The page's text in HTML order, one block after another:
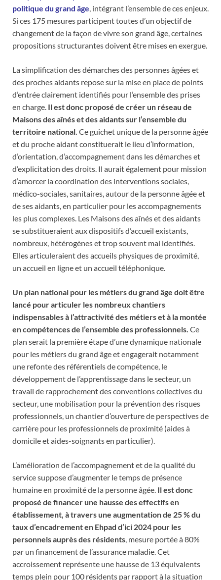
politique du grand âge, intégrant l’ensemble de ces enjeux.
Si ces 175 mesures participent toutes d’un objectif de
changement de la façon de vivre son grand âge, certaines
propositions structurantes doivent être mises en exergue.
La simplification des démarches des personnes âgées et
des proches aidants repose sur la mise en place de points
d’entrée clairement identifiés pour l’ensemble des prises
en charge. Il est donc proposé de créer un réseau de
Maisons des aînés et des aidants sur l’ensemble du
territoire national. Ce guichet unique de la personne âgée
et du proche aidant constituerait le lieu d’information,
d’orientation, d’accompagnement dans les démarches et
d’explicitation des droits. Il aurait également pour mission
d’amorcer la coordination des interventions sociales,
médico-sociales, sanitaires, autour de la personne âgée et
de ses aidants, en particulier pour les accompagnements
les plus complexes. Les Maisons des aînés et des aidants
se substitueraient aux dispositifs d’accueil existants,
nombreux, hétérogènes et trop souvent mal identifiés.
Elles articuleraient des accueils physiques de proximité,
un accueil en ligne et un accueil téléphonique.
Un plan national pour les métiers du grand âge doit être
lancé pour articuler les nombreux chantiers
indispensables à l’attractivité des métiers et à la montée
en compétences de l’ensemble des professionnels. Ce
plan serait la première étape d’une dynamique nationale
pour les métiers du grand âge et engagerait notamment
une refonte des référentiels de compétence, le
développement de l’apprentissage dans le secteur, un
travail de rapprochement des conventions collectives du
secteur, une mobilisation pour la prévention des risques
professionnels, un chantier d’ouverture de perspectives de
carrière pour les professionnels de proximité (aides à
domicile et aides-soignants en particulier).
L’amélioration de l’accompagnement et de la qualité du
service suppose d’augmenter le temps de présence
humaine en proximité de la personne âgée. Il est donc
proposé de financer une hausse des effectifs en
établissement, à travers une augmentation de 25 % du
taux d’encadrement en Ehpad d’ici 2024 pour les
personnels auprès des résidents, mesure portée à 80%
par un financement de l’assurance maladie. Cet
accroissement représente une hausse de 13 équivalents
temps plein pour 100 résidents par rapport à la situation